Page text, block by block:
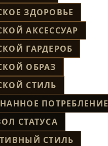
ЗДОРОВЬЕ
АКСЕССУАР
ГАРДЕРОБ
ОБРАЗ
СТИЛЬ
ПОТРЕБЛЕНИЕ
СТАТУСА
СТИЛЬ